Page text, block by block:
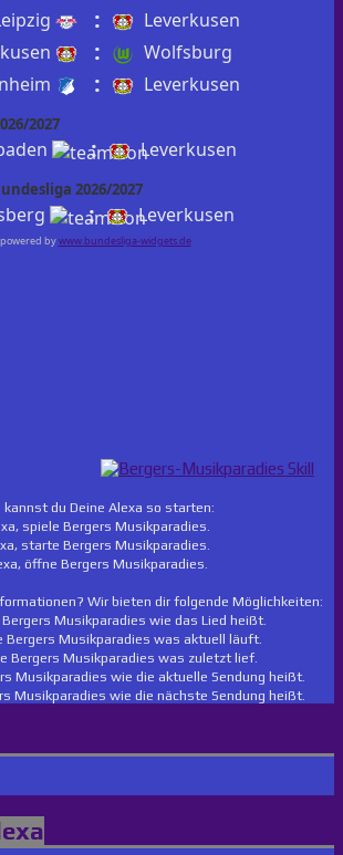
:
Leverkusen
:
Wolfsburg
: Leverkusen
2027
: Leverkusen
2026/2027
: Leverkusen
powered bywww.bundesliga-widgets.de
kannst du Deine Alexa so starten:
spiele Bergers Musikparadies.
starte Bergers Musikparadies.
öffne Bergers Musikparadies.
Wir bieten dir folgende Möglichkeiten:
Musikparadies wie das Lied heißt.
Bergers Musikparadies was aktuell läuft.
Bergers Musikparadies was zuletzt lief.
Musikparadies wie die aktuelle Sendung heißt.
Musikparadies wie die nächste Sendung heißt.